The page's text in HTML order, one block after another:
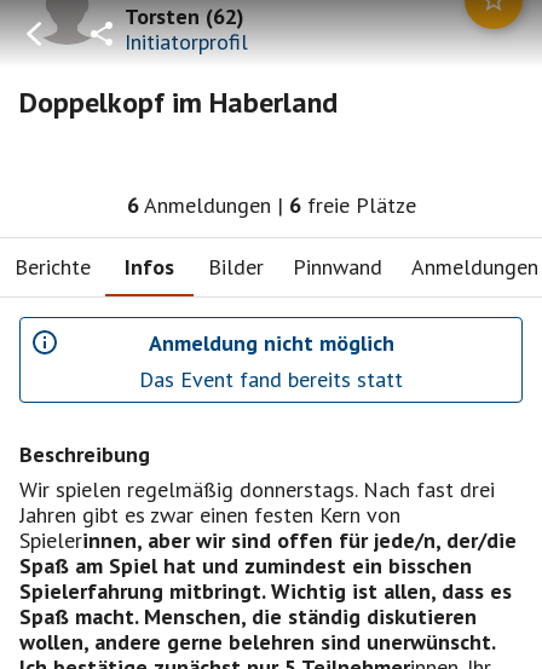
Torsten(62)
Initiatorprofil
Doppelkopf im Haberland
6Anmeldungen | 6 freie Plätze
Berichte Infos Bilder Pinnwand Anmeldungen
Anmeldung nicht möglich
Das Event fand bereits statt
Beschreibung
Wir spielen regelmäßig donnerstags. Nach fast drei
Jahren gibt es zwar einen festen Kern von
Spielerinnen, aber wir sind offen für jede/n, der/die
Spaß am Spiel hat und zumindest ein bisschen
Spielerfahrung mitbringt. Wichtig ist allen, dass es
Spaß macht. Menschen, die ständig diskutieren
wollen, andere gerne belehren sind unerwünscht.